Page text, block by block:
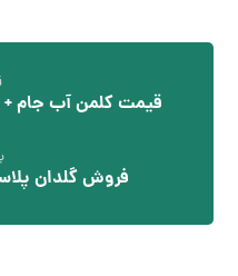
قیمت کلمن آب جام
فروش گلدان